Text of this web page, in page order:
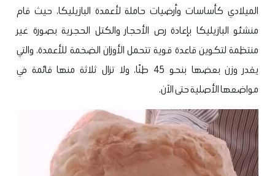
الميلادي كأساسات وأرضيات حاملة لأعمدة البازيليكا، حيث قام
منشئو البازيليكا بإعادة رص الأحجار والكتل الحجرية بصورة غير
منتظمة لتكوين قاعدة قوية تتحمل الأوزان الضخمة للأعمدة، والتي
يقدر وزن بعضها بنحو 45 طنًا، ولا تزال ثلاثة منها قائمة في
مواضعها الأصلية حتى الآن.